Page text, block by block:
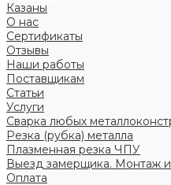
Казаны
О нас
Сертификаты
Отзывы
Наши работы
Поставщикам
Статьи
Услуги
Сварка любых
Резка (рубка) металла
Плазменная резка ЧПУ
Выезд замерщика. Монтаж
Оплата